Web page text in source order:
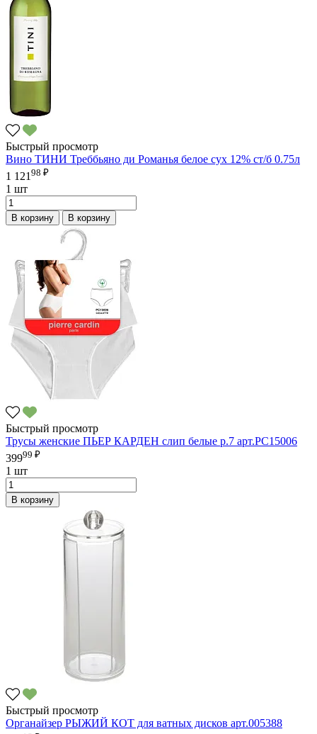
Быстрый просмотр
Вино ТИНИ Треббьяно ди Романья белое сух 12% ст/б 0.75л
1 121 98 ₽
1 шт
В корзину В корзину
Быстрый просмотр
Трусы женские ПЬЕР КАРДЕН слип белые р.7 арт.PC15006
39999 ₽
1 шт
В корзину
Быстрый просмотр
Органайзер РЫЖИЙ КОТ для ватных дисков арт.005388